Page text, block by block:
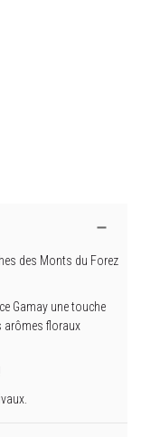
des Monts du Forez
Gamay une touche
arômes floraux